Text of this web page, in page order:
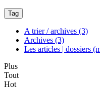
Tag
A trier / archives (3)
Archives (3)
Les articles | dossiers
Plus
Tout
Hot